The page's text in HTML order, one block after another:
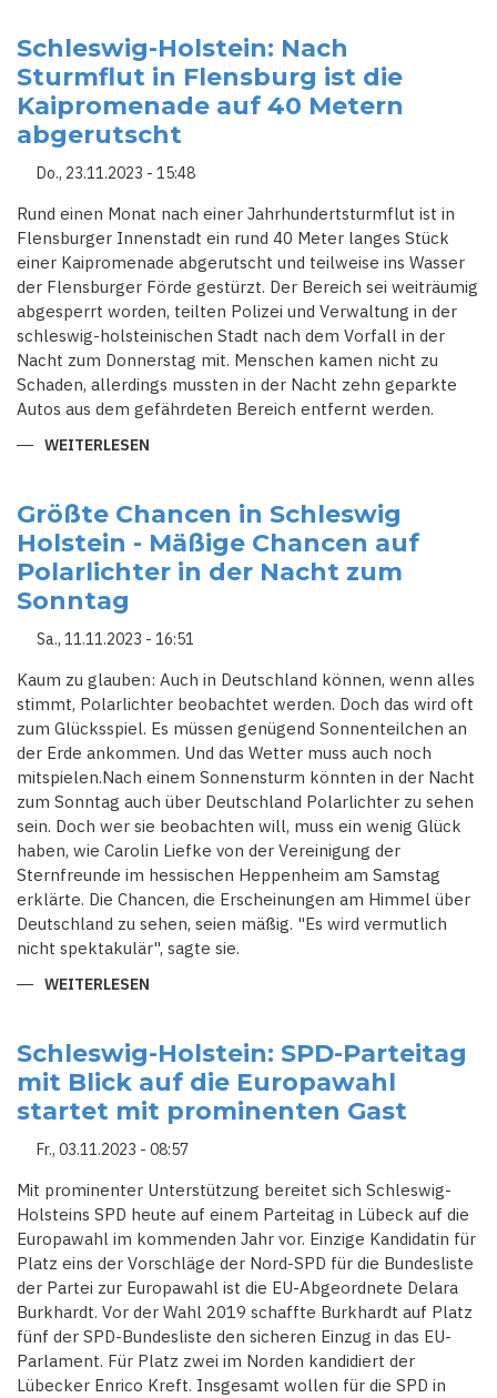
SIEHT
"HERAUSFORDERNDE
STIMMUNG"
IN
DEUTSCHLAND
Schleswig-Holstein: Nach
Sturmflut in Flensburg ist die
Kaipromenade auf 40 Metern
abgerutscht
Do., 23.11.2023 - 15:48
Rund einen Monat nach einer Jahrhundertsturmflut ist in
Flensburger Innenstadt ein rund 40 Meter langes Stück
einer Kaipromenade abgerutscht und teilweise ins Wasser
der Flensburger Förde gestürzt. Der Bereich sei weiträumig
abgesperrt worden, teilten Polizei und Verwaltung in der
schleswig-holsteinischen Stadt nach dem Vorfall in der
Nacht zum Donnerstag mit. Menschen kamen nicht zu
Schaden, allerdings mussten in der Nacht zehn geparkte
Autos aus dem gefährdeten Bereich entfernt werden.
WEITERLESEN
STURMFLUT
IN
FLENSBURG
IST
DIE
KAIPROMENADE
METERN
ABGERUTSCHT
Größte Chancen in Schleswig
Holstein - Mäßige Chancen auf
Polarlichter in der Nacht zum
Sonntag
Sa., 11.11.2023 - 16:51
Kaum zu glauben: Auch in Deutschland können, wenn alles
stimmt, Polarlichter beobachtet werden. Doch das wird oft
zum Glücksspiel. Es müssen genügend Sonnenteilchen an
der Erde ankommen. Und das Wetter muss auch noch
mitspielen.Nach einem Sonnensturm könnten in der Nacht
zum Sonntag auch über Deutschland Polarlichter zu sehen
sein. Doch wer sie beobachten will, muss ein wenig Glück
haben, wie Carolin Liefke von der Vereinigung der
Sternfreunde im hessischen Heppenheim am Samstag
erklärte. Die Chancen, die Erscheinungen am Himmel über
Deutschland zu sehen, seien mäßig. "Es wird vermutlich
nicht spektakulär", sagte sie.
WEITERLESEN
CHLESWIG H
OLSTEIN -
M
ÄSSIGE CH
ANCEN AU
F PO
LARLICHTER IN
DE
CHT ZU
M SO
NNTAG
Schleswig-Holstein: SPD-Parteitag
mit Blick auf die Europawahl
startet mit prominenten Gast
Fr., 03.11.2023 - 08:57
Mit prominenter Unterstützung bereitet sich Schleswig-
Holsteins SPD heute auf einem Parteitag in Lübeck auf die
Europawahl im kommenden Jahr vor. Einzige Kandidatin für
Platz eins der Vorschläge der Nord-SPD für die Bundesliste
der Partei zur Europawahl ist die EU-Abgeordnete Delara
Burkhardt. Vor der Wahl 2019 schaffte Burkhardt auf Platz
fünf der SPD-Bundesliste den sicheren Einzug in das EU-
Parlament. Für Platz zwei im Norden kandidiert der
Lübecker Enrico Kreft. Insgesamt wollen für die SPD in